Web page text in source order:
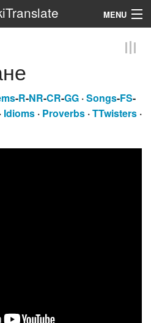
MENU
-R-NR-CR-GG ·Songs-FS-
· Idioms · Proverbs ·TTwisters ·